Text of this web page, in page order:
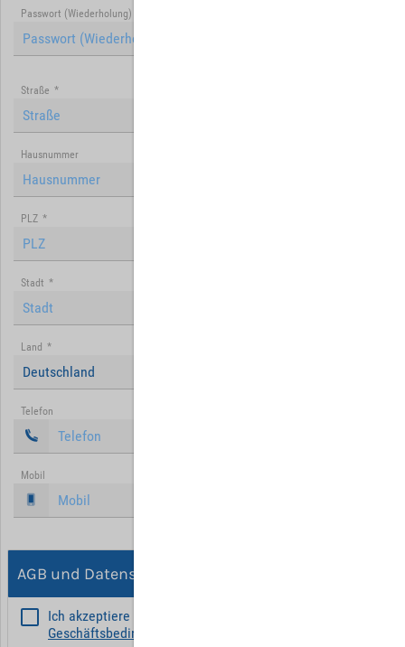
Passwort (Wiederholung)
Straße *
Hausnummer
PLZ *
Stadt *
Land *
Deutschland
Telefon
Mobil
AGB und Datenschutz
Ich akzeptiere die
Geschäftsbedingungen